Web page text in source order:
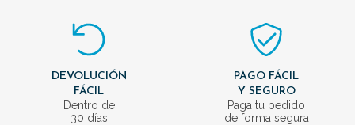
DEVOLUCIÓN
FÁCIL
Dentro de
30 días
PAGO FÁCIL
Y SEGURO
Paga tu pedido
de forma segura